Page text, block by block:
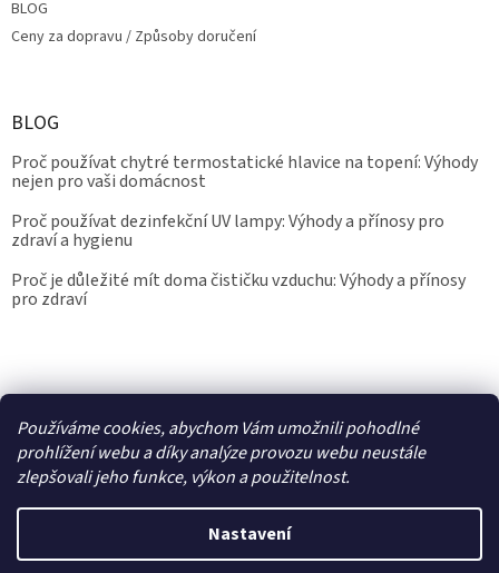
Používáme cookies, abychom Vám umožnili pohodlné
prohlížení webu a díky analýze provozu webu neustále
zlepšovali jeho funkce, výkon a použitelnost.
Nastavení
BLOG
Ceny za dopravu / Způsoby doručení
BLOG
Proč používat chytré termostatické hlavice na topení: Výhody
nejen pro vaši domácnost
Proč používat dezinfekční UV lampy: Výhody a přínosy pro
zdraví a hygienu
Proč je důležité mít doma čističku vzduchu: Výhody a přínosy
pro zdraví
Vytvořil Shoptet